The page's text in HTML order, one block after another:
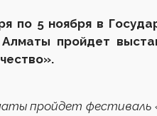
по 5 ноября в
пройдет
пройдет фестиваль